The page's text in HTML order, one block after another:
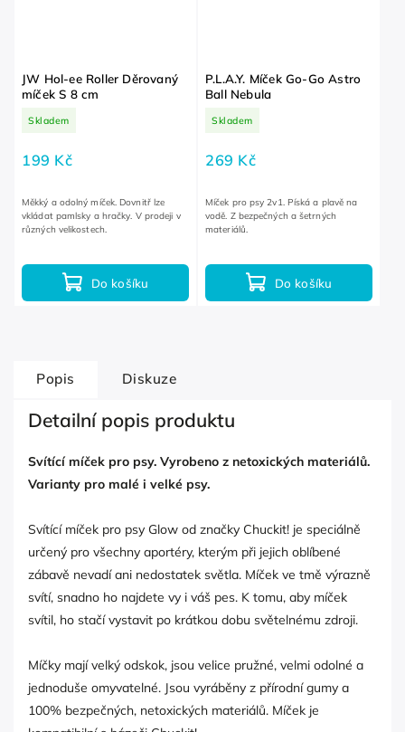
JW Hol-ee Roller Děrovaný
míček S 8 cm
Skladem
199 Kč
Do košíku
Měkký a odolný míček. Dovnitř lze
vkládat pamlsky a hračky. V prodeji v
různých velikostech.
P.L.A.Y. Míček Go-Go Astro
Ball Nebula
Skladem
269 Kč
Do košíku
Míček pro psy 2v1. Píská a plavě na
vodě. Z bezpečných a šetrných
materiálů.
Popis Diskuze
Detailní popis produktu
Svítící míček pro psy. Vyrobeno z netoxických materiálů.
Varianty pro malé i velké psy.
Svítící míček pro psy Glow od značky Chuckit! je speciálně
určený pro všechny aportéry, kterým při jejich oblíbené
zábavě nevadí ani nedostatek světla. Míček ve tmě výrazně
svítí, snadno ho najdete vy i váš pes. K tomu, aby míček
svítil, ho stačí vystavit po krátkou dobu světelnému zdroji.
Míčky mají velký odskok, jsou velice pružné, velmi odolné a
jednoduše omyvatelné. Jsou vyráběny z přírodní gumy a
100% bezpečných, netoxických materiálů. Míček je